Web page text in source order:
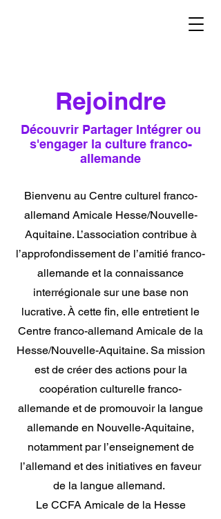
Rejoindre
Découvrir Partager Intégrer ou
s'engager la culture franco-
allemande
Bienvenu au Centre culturel franco-
allemand Amicale Hesse/Nouvelle-
Aquitaine. L’association contribue à
l’approfondissement de l’amitié franco-
allemande et la connaissance
interrégionale sur une base non
lucrative. À cette fin, elle entretient le
Centre franco-allemand Amicale de la
Hesse/Nouvelle-Aquitaine. Sa mission
est de créer des actions pour la
coopération culturelle franco-
allemande et de promouvoir la langue
allemande en Nouvelle-Aquitaine,
notamment par l’enseignement de
l’allemand et des initiatives en faveur
de la langue allemand.
Le CCFA Amicale de la Hesse